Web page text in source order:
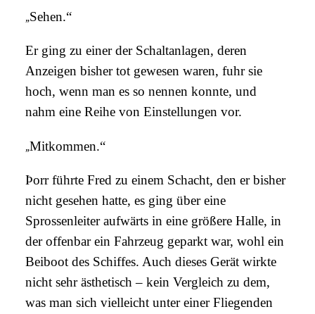
„Sehen.“
Er ging zu einer der Schaltanlagen, deren
Anzeigen bisher tot gewesen waren, fuhr sie
hoch, wenn man es so nennen konnte, und
nahm eine Reihe von Einstellungen vor.
„Mitkommen.“
Þorr führte Fred zu einem Schacht, den er bisher
nicht gesehen hatte, es ging über eine
Sprossenleiter aufwärts in eine größere Halle, in
der offenbar ein Fahrzeug geparkt war, wohl ein
Beiboot des Schiffes. Auch dieses Gerät wirkte
nicht sehr ästhetisch – kein Vergleich zu dem,
was man sich vielleicht unter einer Fliegenden